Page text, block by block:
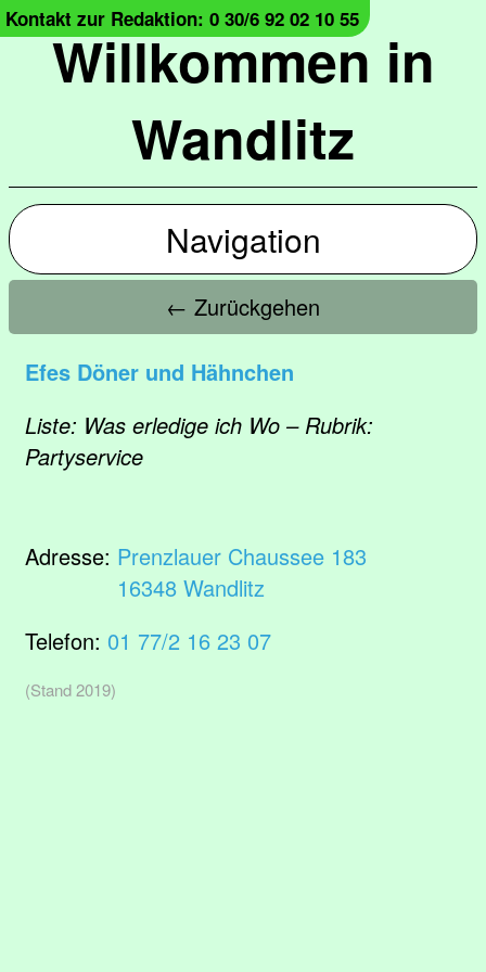
Willkommen in
Wandlitz
Kontakt zur Redaktion: 0 30/6 92 02 10 55
Navigation
← Zurückgehen
Efes Döner und Hähnchen
Liste: Was erledige ich Wo – Rubrik:
Partyservice
Adresse: Prenzlauer Chaussee 183
16348 Wandlitz
Telefon: 01 77/2 16 23 07
(Stand 2019)